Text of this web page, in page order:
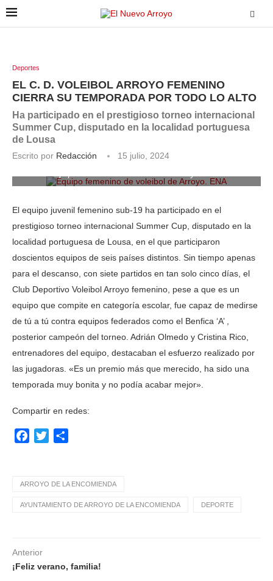
Deportes
EL C. D. VOLEIBOL ARROYO FEMENINO
CIERRA SU TEMPORADA POR TODO LO ALTO
Ha participado en el prestigioso torneo internacional
Summer Cup, disputado en la localidad portuguesa
de Lousa
Escrito por Redacción
15 julio, 2024
El equipo juvenil femenino sub-19 ha participado en el
prestigioso torneo internacional Summer Cup, disputado en la
localidad portuguesa de Lousa, en el que participaron
doscientos equipos de seis países distintos. Sin tiempo apenas
para el descanso, con siete partidos en tan solo cinco días, el
Club Deportivo Voleibol Arroyo femenino, pese a que es un
equipo que compite en categoría escolar, fue capaz de medirse
de tú a tú contra equipos federados como el Benfica ‘A’ ,
posterior campeón del torneo. Adrián Olmedo y Cristina Rico,
entrenadores del equipo, destacaban el esfuerzo realizado por
las jugadoras. «Es un premio más que merecido, ha sido una
temporada muy bonita y no podía acabar mejor».
Compartir en redes:
Facebook
Twitter
ARROYO DE LA ENCOMIENDA
AYUNTAMIENTO DE ARROYO DE LA ENCOMIENDA DEPORTE
Anterior
¡Feliz verano, familia!